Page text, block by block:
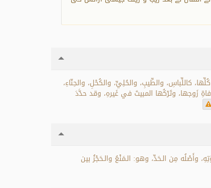
كاللِّباسِ، والطِّيبِ، والحُلِيِّ، والكُحْلِ، والحِنّاءِ،
زَوجها، وتَرْكُها المبيتَ في غَيرهِ، وقد حدَّدَ
وأَصْلُه مِن الـحَدِّ، وهو: الـمَنْعُ والـحَجْزُ بين